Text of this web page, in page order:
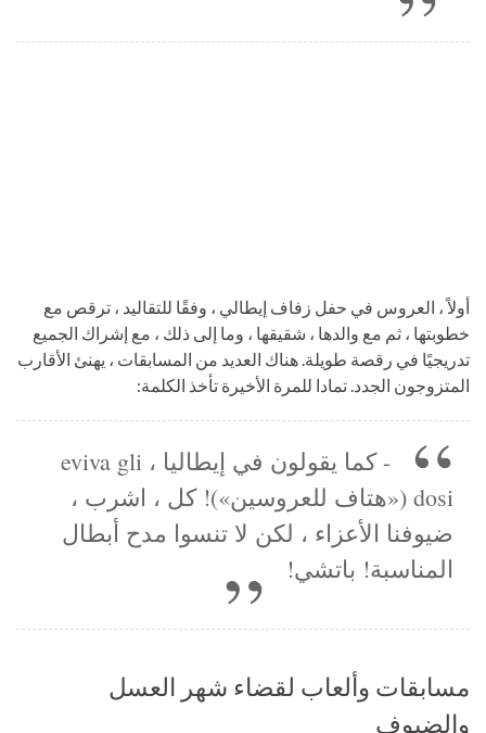
أولاً ، العروس في حفل زفاف إيطالي ، وفقًا للتقاليد ، ترقص مع
خطوبتها ، ثم مع والدها ، شقيقها ، وما إلى ذلك ، مع إشراك الجميع
تدريجيًا في رقصة طويلة. هناك العديد من المسابقات ، يهنئ الأقارب
المتزوجون الجدد. تمادا للمرة الأخيرة تأخذ الكلمة:
- كما يقولون في إيطاليا ، eviva gli
dosi («هتاف للعروسين»)! كل ، اشرب ،
ضيوفنا الأعزاء ، لكن لا تنسوا مدح أبطال
المناسبة! باتشي!
مسابقات وألعاب لقضاء شهر العسل
والضيوف